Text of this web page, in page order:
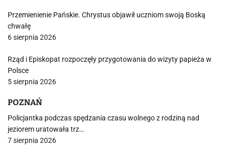
Przemienienie Pańskie. Chrystus objawił uczniom swoją Boską
chwałę
6 sierpnia 2026
Rząd i Episkopat rozpoczęły przygotowania do wizyty papieża w
Polsce
5 sierpnia 2026
POZNAŃ
Policjantka podczas spędzania czasu wolnego z rodziną nad
jeziorem uratowała trz…
7 sierpnia 2026